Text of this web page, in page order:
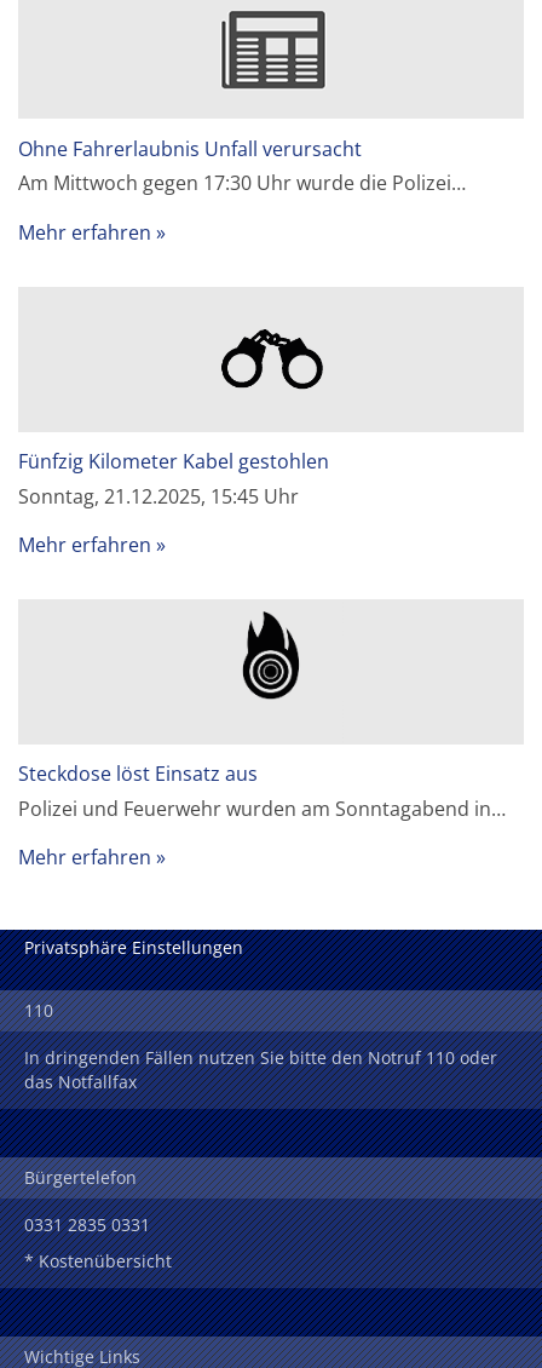
Ohne Fahrerlaubnis Unfall verursacht
Am Mittwoch gegen 17:30 Uhr wurde die Polizei…
Mehr erfahren
Fünfzig Kilometer Kabel gestohlen
Sonntag, 21.12.2025, 15:45 Uhr
Mehr erfahren
Steckdose löst Einsatz aus
Polizei und Feuerwehr wurden am Sonntagabend in…
Mehr erfahren
Privatsphäre Einstellungen
110
In dringenden Fällen nutzen Sie bitte den Notruf 110 oder
das Notfallfax
Bürgertelefon
0331 2835 0331
* Kostenübersicht
Wichtige Links